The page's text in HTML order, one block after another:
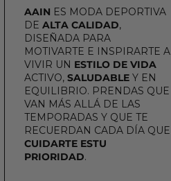
AAIN ES MODA DEPORTIVA
DE ALTA CALIDAD,
DISEÑADA PARA
MOTIVARTE E INSPIRARTE A
VIVIR UN ESTILO DE VIDA
ACTIVO, SALUDABLE Y EN
EQUILIBRIO. PRENDAS QUE
VAN MÁS ALLÁ DE LAS
TEMPORADAS Y QUE TE
RECUERDAN CADA DÍA QUE
CUIDARTE ESTU
PRIORIDAD.